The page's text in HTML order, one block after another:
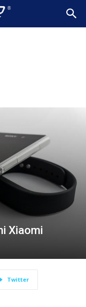
Xiaomi
Twitter